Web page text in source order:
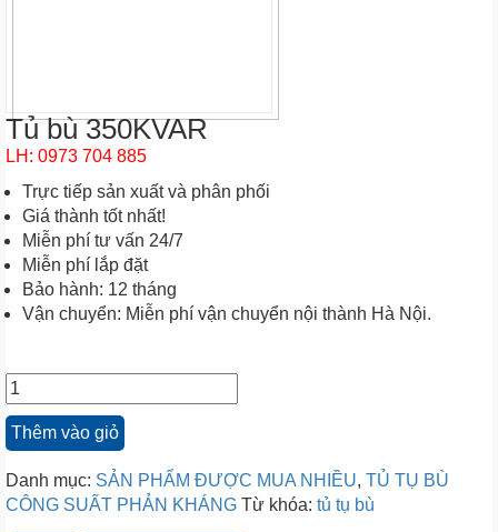
Tủ bù 350KVAR
LH: 0973 704 885
Trực tiếp sản xuất và phân phối
Giá thành tốt nhất!
Miễn phí tư vấn 24/7
Miễn phí lắp đặt
Bảo hành: 12 tháng
Vận chuyển: Miễn phí vận chuyển nội thành Hà Nội.
Thêm vào giỏ
Danh mục: SẢN PHẨM ĐƯỢC MUA NHIỀU, TỦ TỤ BÙ
CÔNG SUẤT PHẢN KHÁNG Từ khóa: tủ tụ bù